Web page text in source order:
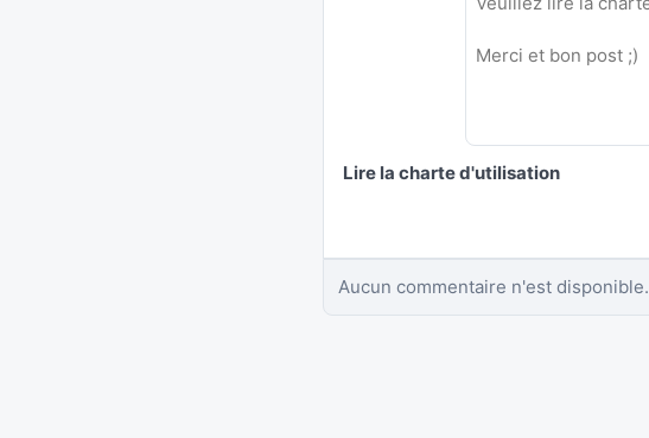
Lire la charte d'utilisation
Aucun commentaire n'est disponible.